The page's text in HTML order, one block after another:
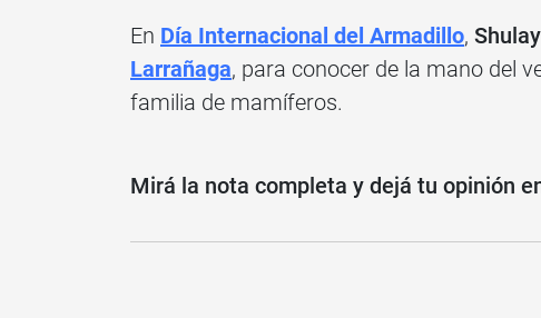
En Día Internacional del Armadillo, Shulay
Larrañaga, para conocer de la mano del
familia de mamíferos.
Mirá la nota completa y dejá tu opinión